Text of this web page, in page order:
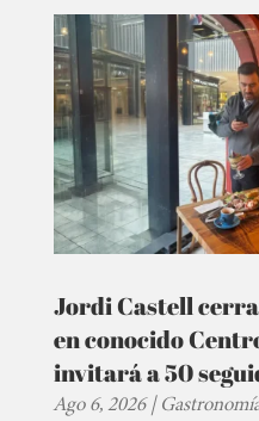
Jordi Castell
en conocido
invitará a 50
Ago 6, 2026|